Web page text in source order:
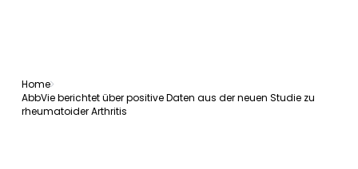
Home
AbbVie berichtet über positive Daten aus der neuen Studie zu
rheumatoider Arthritis